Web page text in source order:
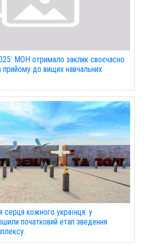
МОН отримало заклик своєчасно
прийому до вищих навчальних
кожного українця: у
початковий етап зведення